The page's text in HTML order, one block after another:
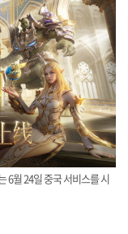
6월 24일 중국 서비스를 시